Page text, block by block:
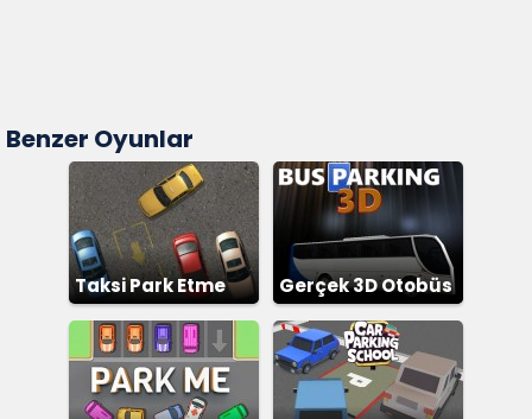
Benzer Oyunlar
Taksi Park Etme Gerçek 3D Otobüs